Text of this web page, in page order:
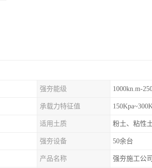
强夯能级 1000kn.m-
承载力特征值
适用土质 粉土、粘性
强夯设备 50余台
产品名称 强夯施工公司